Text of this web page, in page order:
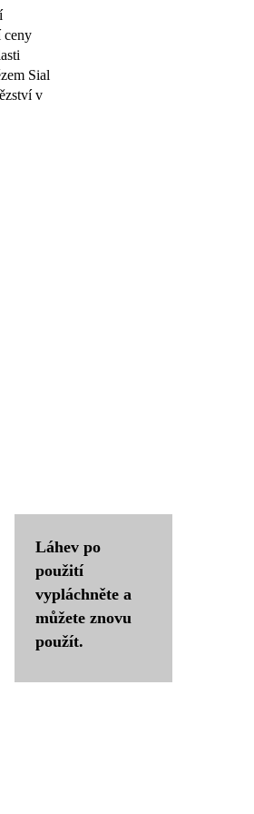
ceny
Sial
v
Láhev po
použití
vypláchněte a
můžete znovu
použít.